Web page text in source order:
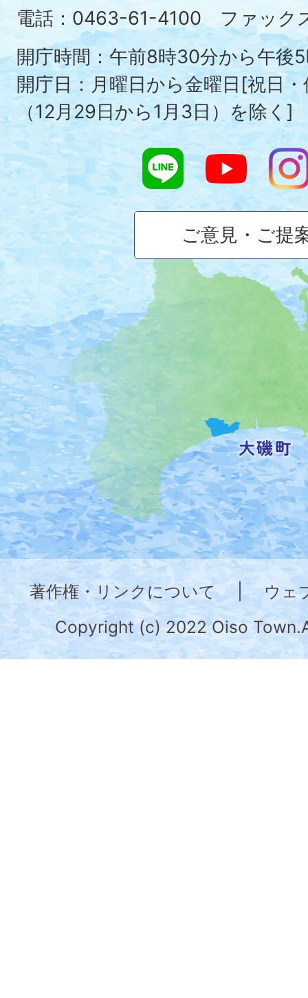
磯
町
の
位
置
を
記
し
た
地
図。
神
奈
川
県
の
電話：0463-61-4100 ファック
開庁時間：午前8時30分から午後
開庁日：月曜日から金曜日[祝日
（12月29日から1月3日）を除く]
ご意見・ご提
著作権・リンクについて
ウェ
Copyright (c) 2022 Oiso